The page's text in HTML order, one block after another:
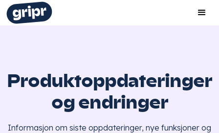
Produktoppdateringer
og endringer
Informasjon om siste oppdateringer, nye funksjoner og